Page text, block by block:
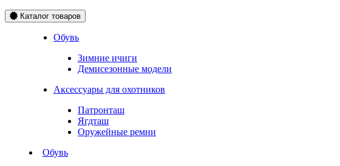
Каталог товаров
Обувь
Зимние ичиги
Демисезонные модели
Аксессуары для охотников
Патронташ
Ягдташ
Оружейные ремни
Обувь